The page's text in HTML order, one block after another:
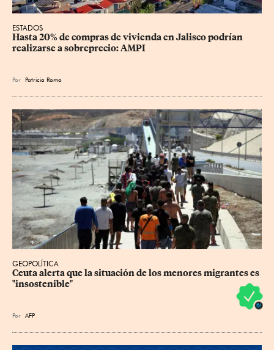
ESTADOS
Hasta 20% de compras de vivienda en Jalisco podrían
realizarse a sobreprecio: AMPI
Por Patricia Romo
GEOPOLÍTICA
Ceuta alerta que la situación de los menores migrantes es
"insostenible"
Por AFP